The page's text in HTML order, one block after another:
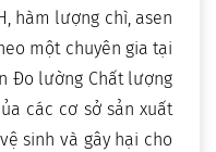
hàm lượng chì, asen
một chuyên gia tại
Đo lường Chất lượng
các cơ sở sản xuất
sinh và gây hại cho